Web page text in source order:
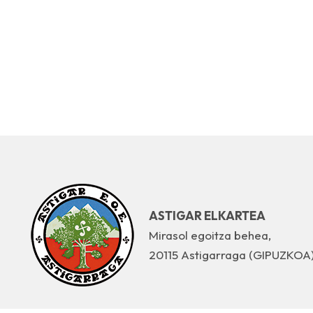
ASTIGAR ELKARTEA
Mirasol egoitza behea,
20115 Astigarraga